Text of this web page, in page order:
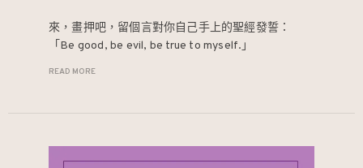
來，畫押吧，留個言對你自己手上的聖經發誓：
「Be good, be evil, be true to myself.」
READ MORE